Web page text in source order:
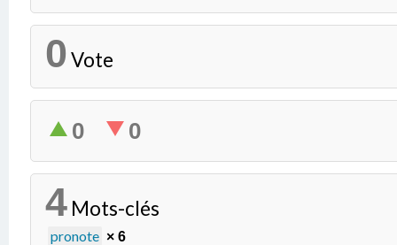
0 Vote
0 0
4Mots-clés
pronote × 6